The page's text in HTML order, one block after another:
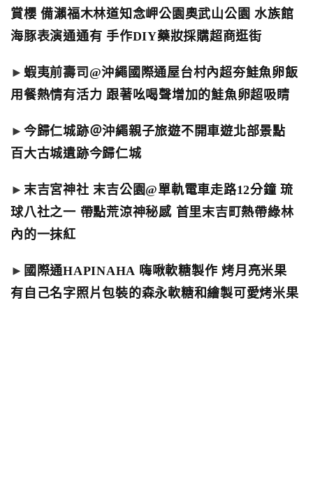
賞櫻 備瀨福木林道知念岬公園奧武山公園 水族館
海豚表演通通有 手作DIY藥妝採購超商逛街
► 蝦夷前壽司@沖繩國際通屋台村內超夯鮭魚卵飯
用餐熱情有活力 跟著吆喝聲增加的鮭魚卵超吸睛
► 今歸仁城跡＠沖繩親子旅遊不開車遊北部景點
百大古城遺跡今歸仁城
► 末吉宮神社 末吉公園@單軌電車走路12分鐘 琉
球八社之一 帶點荒涼神秘感 首里末吉町熱帶綠林
內的一抹紅
► 國際通HAPINAHA 嗨啾軟糖製作 烤月亮米果
有自己名字照片包裝的森永軟糖和繪製可愛烤米果